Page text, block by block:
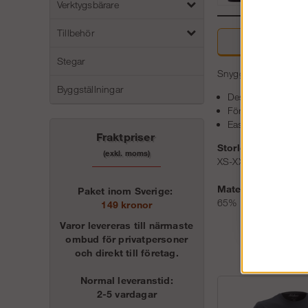
Verktygsbärare
Tillbehör
Stegar
Byggställningar
Fraktpriser
(exkl. moms)
Paket inom Sverige:
149 kronor
Varor levereras till närmaste
ombud för privatpersoner
och direkt till företag.
Normal leveranstid:
2-5 vardagar
Snygg och hållbar
Designad med en
Förstärkt vid
Easy Care-
Storlek:
XS-XXL
Material:
65% Polyester, 35%